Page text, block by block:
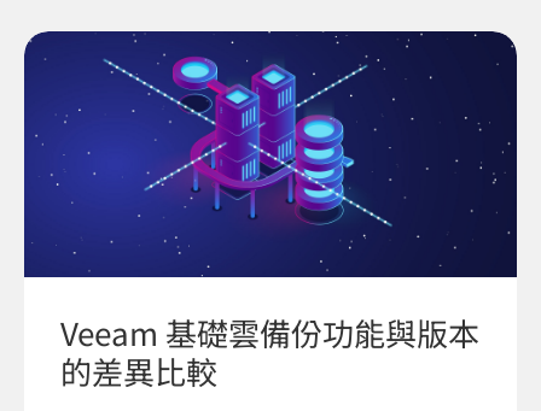
Veeam 基礎雲備份功能與版本
的差異比較